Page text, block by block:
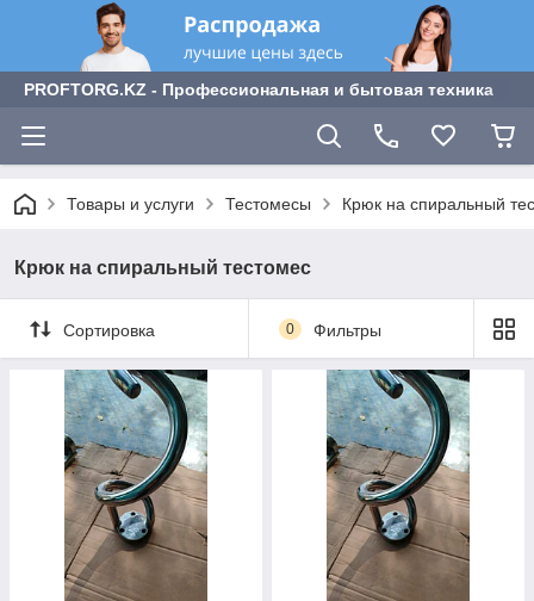
PROFTORG.KZ - Профессиональная и бытовая техника
Товары и услуги Тестомесы Крюк на спиральный
Крюк на спиральный тестомес
Сортировка 0 Фильтры